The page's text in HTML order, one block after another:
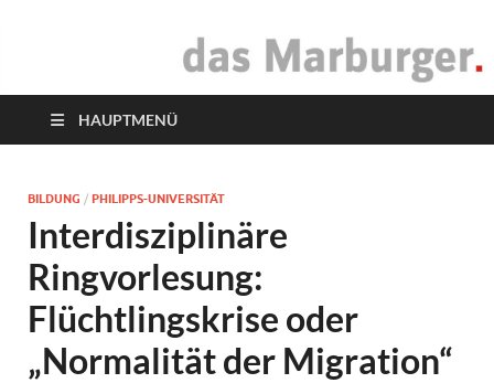
das Marburger.
HAUPTMENÜ
BILDUNG / PHILIPPS-UNIVERSITÄT
Interdisziplinäre
Ringvorlesung:
Flüchtlingskrise oder
„Normalität der Migration“